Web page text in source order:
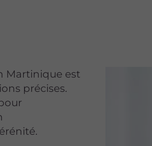
Martinique est
précises.